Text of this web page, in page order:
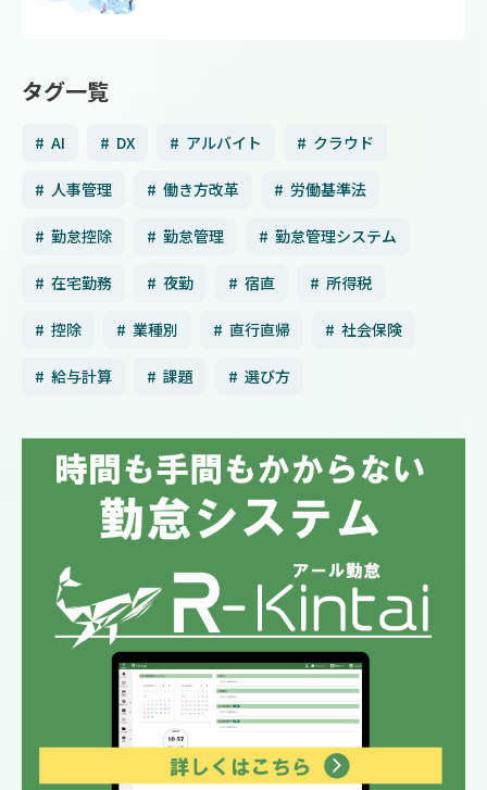
タグ一覧
AI DX アルバイト クラウド
人事管理 働き方改革 労働基準法
勤怠控除 勤怠管理 勤怠管理システム
在宅勤務 夜勤 宿直 所得税
控除 業種別 直行直帰 社会保険
給与計算 課題 選び方